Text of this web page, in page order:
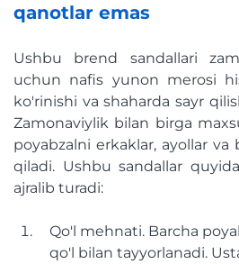
qanotlar emas
Ushbu brend sandallari
uchun nafis yunon merosi
ko'rinishi va shaharda sayr
Zamonaviylik bilan birga
poyabzalni erkaklar, ayollar va
qiladi. Ushbu sandallar
ajralib turadi:
Qo'l mehnati. Barcha
qo'l bilan tayyorlanadi.